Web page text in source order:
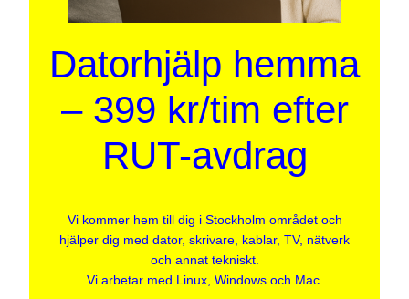
Datorhjälp hemma
– 399 kr/tim efter
RUT-avdrag
Vi kommer hem till dig i Stockholm området och
hjälper dig med dator, skrivare, kablar, TV, nätverk
och annat tekniskt.
Vi arbetar med Linux, Windows och Mac.